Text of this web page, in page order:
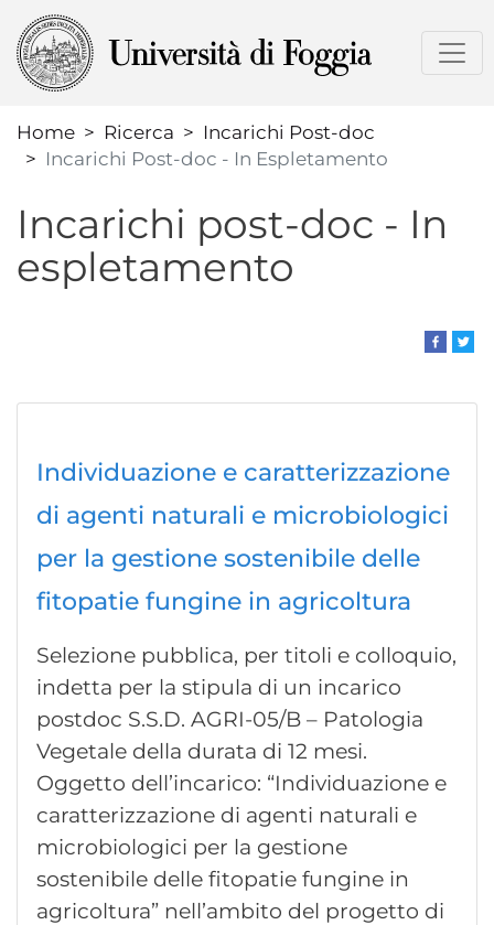
al
contenuto
Home
Ricerca
Incarichi Post-doc
Incarichi Post-doc - In Espletamento
Incarichi post-doc - In
espletamento
Individuazione e caratterizzazione
di agenti naturali e microbiologici
per la gestione sostenibile delle
fitopatie fungine in agricoltura
Selezione pubblica, per titoli e colloquio,
indetta per la stipula di un incarico
postdoc S.S.D. AGRI-05/B – Patologia
Vegetale della durata di 12 mesi.
Oggetto dell’incarico: “Individuazione e
caratterizzazione di agenti naturali e
microbiologici per la gestione
sostenibile delle fitopatie fungine in
agricoltura” nell’ambito del progetto di